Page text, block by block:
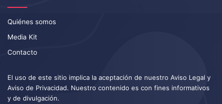
Quiénes somos
Media Kit
Contacto
El uso de este sitio implica la aceptación de nuestro Aviso Legal y
Aviso de Privacidad. Nuestro contenido es con fines informativos
y de divulgación.